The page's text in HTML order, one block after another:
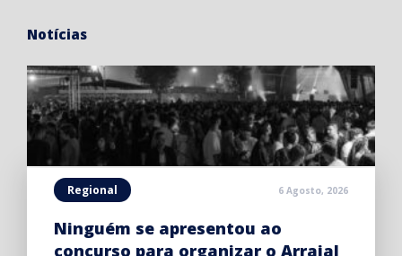
Notícias
Regional 6 Agosto, 2026
Ninguém se apresentou ao
concurso para organizar o Arraial